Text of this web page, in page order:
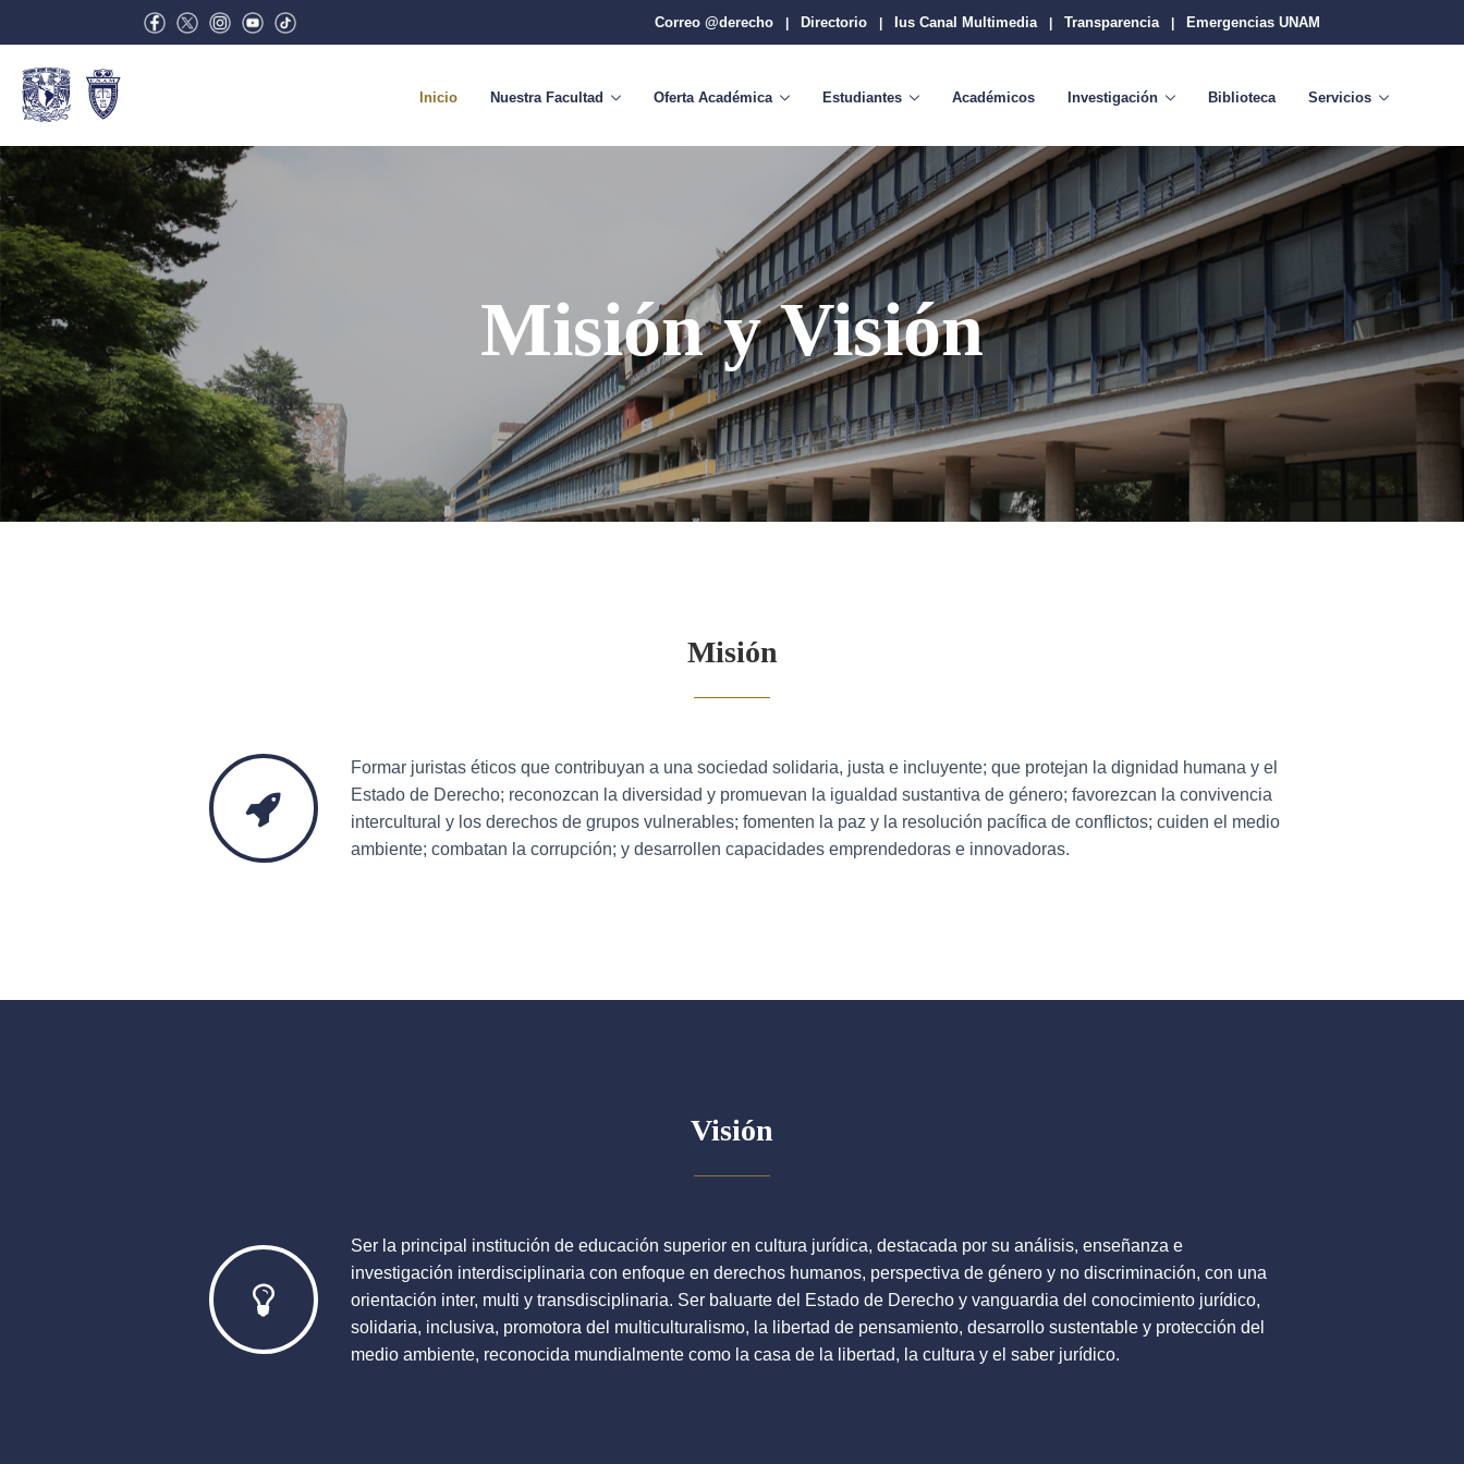
Correo @derecho Directorio Ius Canal Multimedia Transparencia Emergencias UNAM
Inicio Nuestra Facultad Oferta Académica Estudiantes Académicos Investigación Biblioteca Servicios
Misión y Visión
Misión
Formar juristas éticos que contribuyan a una sociedad solidaria, justa e incluyente; que protejan la dignidad humana y el
Estado de Derecho; reconozcan la diversidad y promuevan la igualdad sustantiva de género; favorezcan la convivencia
intercultural y los derechos de grupos vulnerables; fomenten la paz y la resolución pacífica de conflictos; cuiden el medio
ambiente; combatan la corrupción; y desarrollen capacidades emprendedoras e innovadoras.
Visión
Ser la principal institución de educación superior en cultura jurídica, destacada por su análisis, enseñanza e
investigación interdisciplinaria con enfoque en derechos humanos, perspectiva de género y no discriminación, con una
orientación inter, multi y transdisciplinaria. Ser baluarte del Estado de Derecho y vanguardia del conocimiento jurídico,
solidaria, inclusiva, promotora del multiculturalismo, la libertad de pensamiento, desarrollo sustentable y protección del
medio ambiente, reconocida mundialmente como la casa de la libertad, la cultura y el saber jurídico.